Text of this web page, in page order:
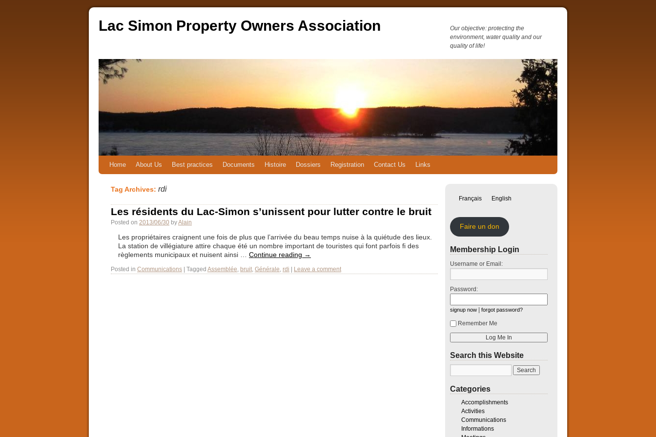
Lac Simon Property Owners Association
Our objective: protecting the
environment, water quality and our
quality of life!
Home About Us Best practices Documents Histoire Dossiers Registration Contact Us Links
Tag Archives: rdi
Les résidents du Lac-Simon s’unissent pour lutter contre le bruit
Posted on 2013/06/30 byAlain
Les propriétaires craignent une fois de plus que l’arrivée du beau temps nuise à la quiétude des lieux.
La station de villégiature attire chaque été un nombre important de touristes qui font parfois fi des
règlements municipaux et nuisent ainsi … Continue reading →
Posted in Communications Tagged Assemblée, bruit, Générale, rdi Leave a comment
Français English
Faire un don
Membership Login
Username or Email:
Password:
signup now | forgot password?
Remember Me
Search this Website
Categories
Accomplishments
Activities
Communications
Informations